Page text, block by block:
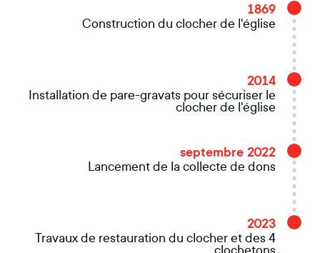
1869
Construction du clocher de l'église
2014
Installation de pare-gravats pour sécuriser le
clocher de l'église
septembre 2022
Lancement de la collecte de dons
2023
Travaux de restauration du clocher et des 4